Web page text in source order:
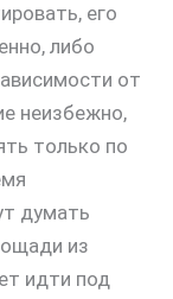
его
либо
от
неизбежно,
только по
думать
из
идти под